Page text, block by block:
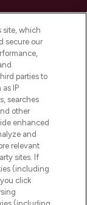
met de
en
gratis
site, which
secure our
parties to
IP
searches
other
enhanced
and
relevant
sites. If
(including
click